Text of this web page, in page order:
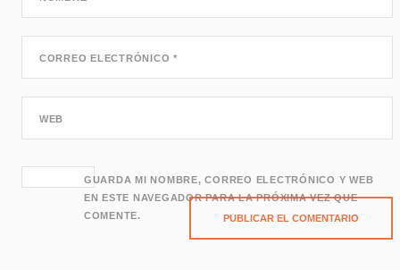
CORREO ELECTRÓNICO*
WEB
GUARDA MI NOMBRE, CORREO ELECTRÓNICO Y WEB
EN ESTE NAVEGADOR PARA LA PRÓXIMA VEZ QUE
COMENTE.